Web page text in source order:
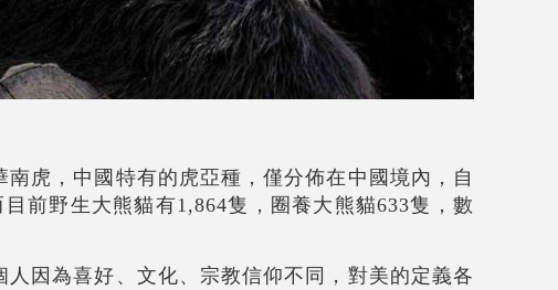
虎，中國特有的虎亞種，僅分佈在中國境內，自
前野生大熊貓有1,864隻，圈養大熊貓633隻，數
因為喜好、文化、宗教信仰不同，對美的定義各